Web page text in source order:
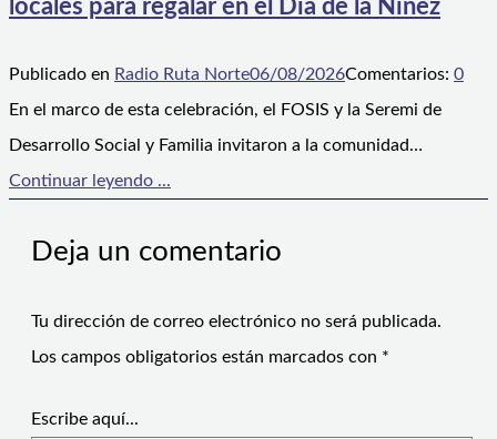
locales para regalar en el Día de la Niñez
Publicado en Radio Ruta Norte06/08/2026Comentarios: 0
En el marco de esta celebración, el FOSIS y la Seremi de
Desarrollo Social y Familia invitaron a la comunidad…
Continuar leyendo ...
Deja un comentario
Tu dirección de correo electrónico no será publicada.
Los campos obligatorios están marcados con *
Escribe aquí...